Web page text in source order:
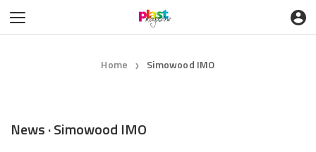
Home ❯ Simowood IMO
News · Simowood IMO